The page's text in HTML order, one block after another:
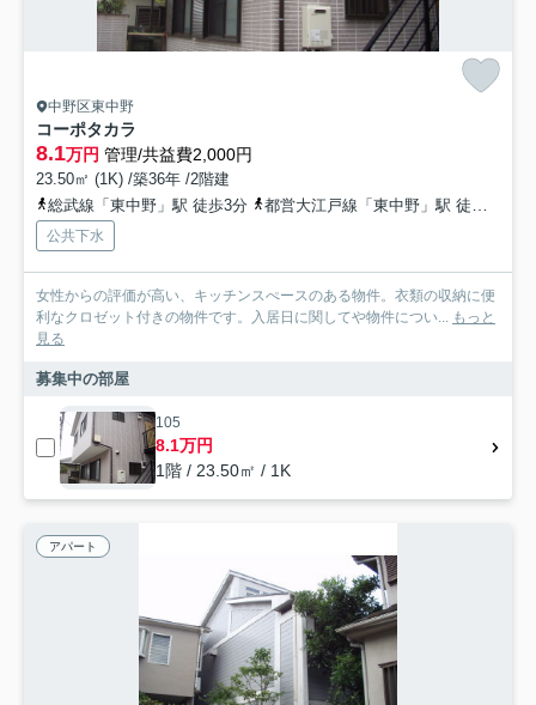
中野区東中野
コーポタカラ
8.1万円 管理/共益費2,000円
23.50㎡ (1K) /築36年 /2階建
総武線「東中野」駅 徒歩3分
都営大江戸線「東中野」駅 徒歩3分
公共下水
女性からの評価が高い、キッチンスぺースのある物件。衣類の収納に便
利なクロゼット付きの物件です。入居日に関してや物件につい... もっと
見る
募集中の部屋
105
8.1万円
1階 / 23.50㎡ / 1K
アパート